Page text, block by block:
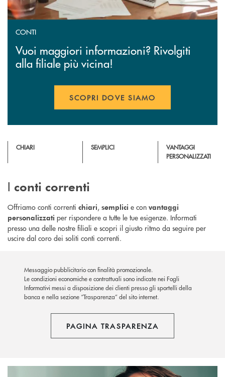
CONTI
Vuoi maggiori informazioni? Rivolgiti
alla filiale più vicina!
SCOPRI DOVE SIAMO
CHIARI SEMPLICI
VANTAGGI
PERSONALIZZATI
I conti correnti
Offriamo conti correnti chiari, semplici e con vantaggi
personalizzati per rispondere a tutte le tue esigenze. Informati
presso una delle nostre filiali e scopri il giusto ritmo da seguire per
uscire dal coro dei soliti conti correnti.
Messaggio pubblicitario con finalità promozionale.
Le condizioni economiche e contrattuali sono indicate nei Fogli
Informativi messi a disposizione dei clienti presso gli sportelli della
banca e nella sezione “Trasparenza” del sito internet.
PAGINA TRASPARENZA